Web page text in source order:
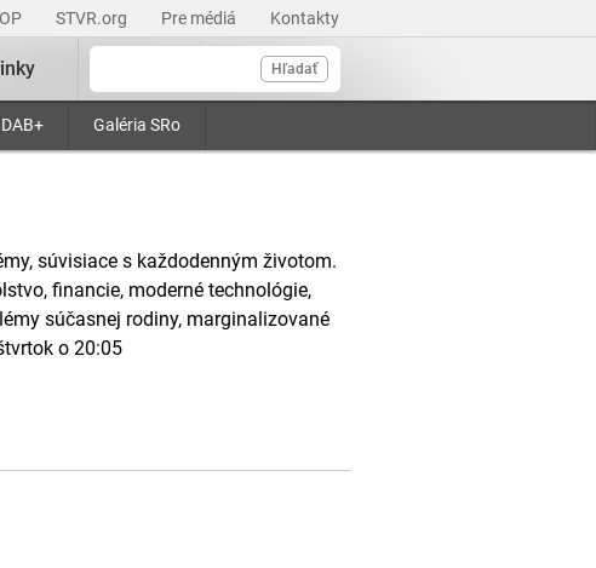
STVR.org Pre médiá Kontakty
Hľadať
DAB+ Galéria SRo
súvisiace s každodenným životom.
financie, moderné technológie,
súčasnej rodiny, marginalizované
o 20:05